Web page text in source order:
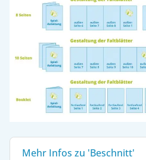
Mehr Infos zu 'Beschnitt'